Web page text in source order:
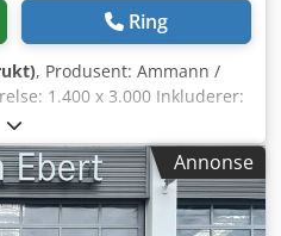
Ring
, Produsent: Ammann /
1.400 x 3.000 Inkluderer:
Dksdeg Snutopfx
sandblåst og lakkert.
Annonse